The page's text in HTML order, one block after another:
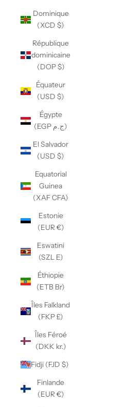
Dominique
(XCD $)
République
dominicaine
(DOP $)
Équateur
(USD $)
Égypte
(EGP ج.م)
El Salvador
(USD $)
Equatorial
Guinea
(XAF CFA)
Estonie
(EUR €)
Eswatini
(SZL E)
Éthiopie
(ETB Br)
Îles Falkland
(FKP £)
Îles Féroé
(DKK kr.)
Fidji (FJD $)
Finlande
(EUR €)